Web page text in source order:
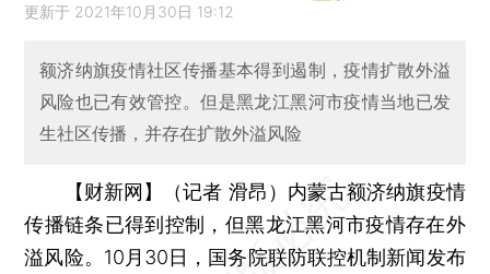
更新于 2021年10月30日 19:12
额济纳旗疫情社区传播基本得到遏制，疫情扩散外溢
风险也已有效管控。但是黑龙江黑河市疫情当地已发
生社区传播，并存在扩散外溢风险
【财新网】（记者 滑昂） 内蒙古额济纳旗疫情
传播链条已得到控制，但黑龙江黑河市疫情存在外
溢风险。10月30日，国务院联防联控机制新闻发布